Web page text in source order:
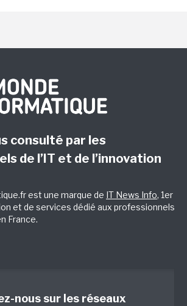
consulté par les
de l’IT et de l’innovation
est une marque de IT News Info, 1er
et de services dédié aux professionnels
France.
nous sur les réseaux